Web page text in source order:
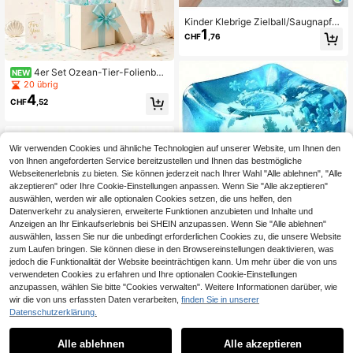
NEW 4er Set Ozean-Tier-Folienball
ons, Delfin-Ballons, Kindergeburtst
ags-Party-Dekorationsballons, Ges
chenk-Spielzeugballons, Schulpart
20 übrig
CHF4 ,52
Kinder Klebrige Zielball/Saugnapfb
all, Fang- und Wurfspielset, beinhalt
et fliegenden Scheiben-Fangschläg
ignet für Jungen und Mädchen, Inn
en- und Außenaktivitäten
CHF1 ,76
Nido Schneeflocke Maltose Würfel,
sanft drücken zur Stresslinderung,
geeignet für Kinder mit Autismus, ka
nn als Erwachsenengeschenk, Schr
eibtischdekoration oder sensorisch
es Spielzeug verwendet werden, id
eale Wahl für Geburtstags- und Feie
22 übrig
CHF 1 ,41 -23% CHF1,85
0
Wir verwenden Cookies und ähnliche Technologien auf unserer Website, um Ihnen den
von Ihnen angeforderten Service bereitzustellen und Ihnen das bestmögliche
Webseitenerlebnis zu bieten. Sie können jederzeit nach Ihrer Wahl "Alle ablehnen", "Alle
akzeptieren" oder Ihre Cookie-Einstellungen anpassen. Wenn Sie "Alle akzeptieren"
auswählen, werden wir alle optionalen Cookies setzen, die uns helfen, den
Datenverkehr zu analysieren, erweiterte Funktionen anzubieten und Inhalte und
Anzeigen an Ihr Einkaufserlebnis bei SHEIN anzupassen. Wenn Sie "Alle ablehnen"
auswählen, lassen Sie nur die unbedingt erforderlichen Cookies zu, die unsere Website
zum Laufen bringen. Sie können diese in den Browsereinstellungen deaktivieren, was
jedoch die Funktionalität der Website beeinträchtigen kann. Um mehr über die von uns
verwendeten Cookies zu erfahren und Ihre optionalen Cookie-Einstellungen
anzupassen, wählen Sie bitte "Cookies verwalten". Weitere Informationen darüber, wie
wir die von uns erfassten Daten verarbeiten, finden Sie in unserer
Datenschutzerklärung.
Alle ablehnen Alle akzeptieren